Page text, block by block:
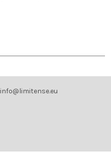
info@limitense.eu